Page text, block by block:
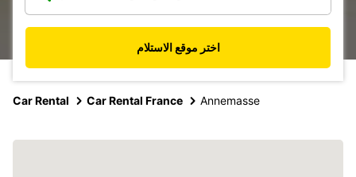
اختر موقع الاستلام
Car Rental Car Rental France Annemasse